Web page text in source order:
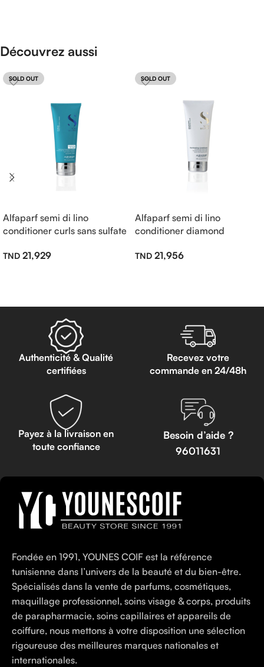
Découvrez aussi
SOLD OUT
Alfaparf semi di lino
conditioner curls sans sulfate
21,929
SOLD OUT
Alfaparf semi di lino
conditioner diamond
200ml21,956
Authenticité & Qualité
certifiées
Recevez votre
commande en 24/48h
Payez à la livraison en
toute confiance
Besoin d’aide ?
96011631
Fondée en 1991, YOUNES COIF est la référence
tunisienne dans l’univers de la beauté et du bien-être.
Spécialisés dans la vente de parfums, cosmétiques,
maquillage professionnel, soins visage & corps, produits
de parapharmacie, soins capillaires et appareils de
coiffure, nous mettons à votre disposition une sélection
rigoureuse des meilleures marques nationales et
internationales.